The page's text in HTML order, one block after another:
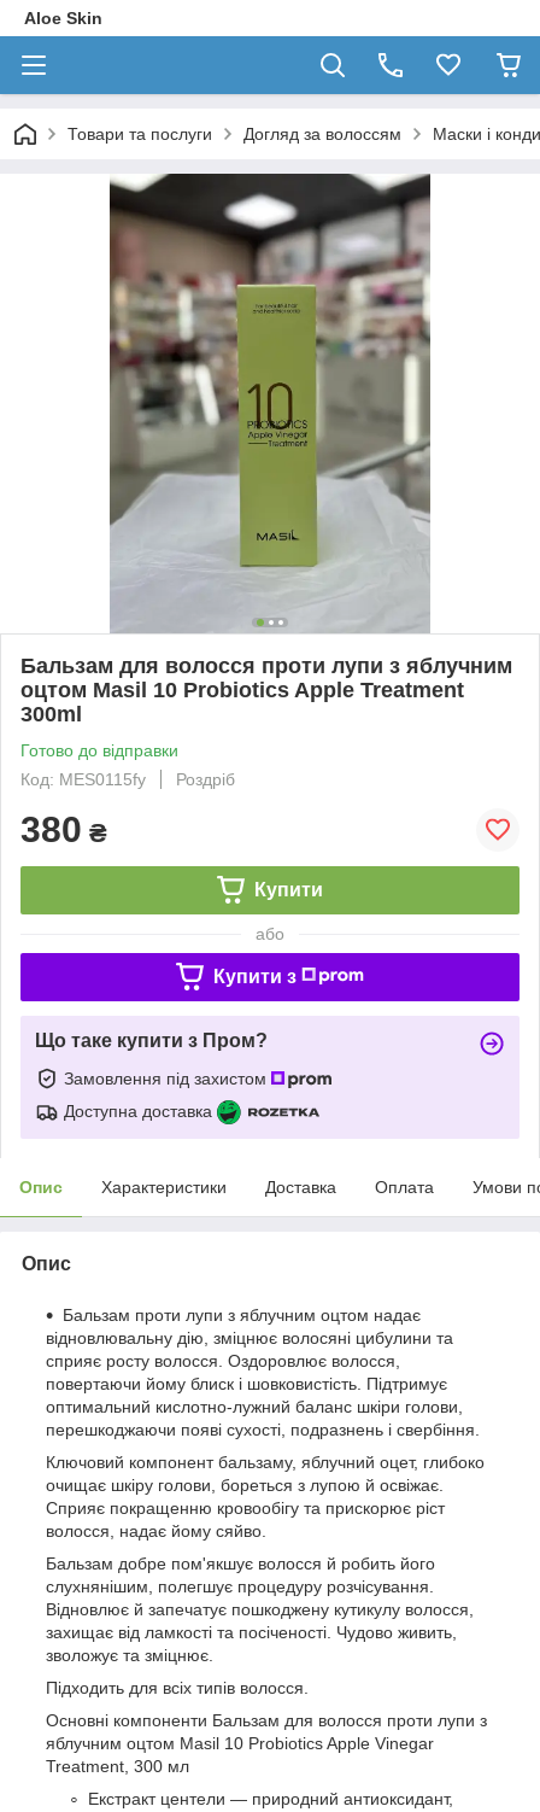
Aloe Skin
Товари та послуги Догляд за волоссям Маски і
Бальзам для волосся проти лупи з яблучним
оцтом Masil 10 Probiotics Apple Treatment
300ml
Готово до відправки
Код: MES0115fy
Роздріб
380 ₴
Купити
або
Купити з
Що таке купити з Пром?
Замовлення під захистом
Доступна доставка
Опис Характеристики Доставка Оплата Умови
Опис
Бальзам проти лупи з яблучним оцтом надає
відновлювальну дію, зміцнює волосяні цибулини та
сприяє росту волосся. Оздоровлює волосся,
повертаючи йому блиск і шовковистість. Підтримує
оптимальний кислотно-лужний баланс шкіри голови,
перешкоджаючи появі сухості, подразнень і свербіння.
Ключовий компонент бальзаму, яблучний оцет, глибоко
очищає шкіру голови, бореться з лупою й освіжає.
Сприяє покращенню кровообігу та прискорює ріст
волосся, надає йому сяйво.
Бальзам добре пом'якшує волосся й робить його
слухнянішим, полегшує процедуру розчісування.
Відновлює й запечатує пошкоджену кутикулу волосся,
захищає від ламкості та посіченості. Чудово живить,
зволожує та зміцнює.
Підходить для всіх типів волосся.
Основні компоненти Бальзам для волосся проти лупи з
яблучним оцтом Masil 10 Probiotics Apple Vinegar
Treatment, 300 мл
Екстракт центели — природний антиоксидант,